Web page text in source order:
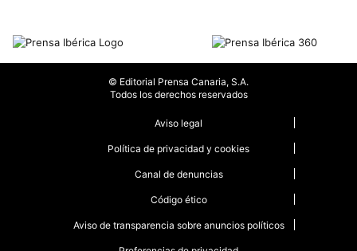
© Editorial Prensa Canaria, S.A.
Todos los derechos reservados
Aviso legal
Política de privacidad y cookies
Canal de denuncias
Código ético
Aviso de transparencia sobre anuncios políticos